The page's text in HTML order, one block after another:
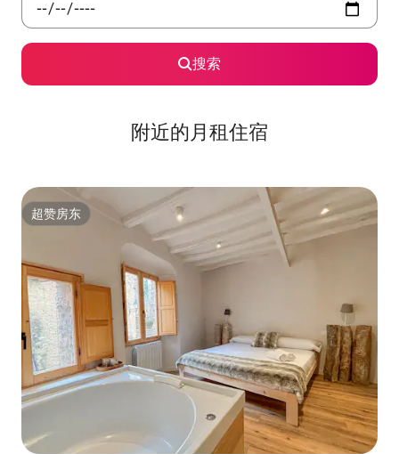
搜索
附近的月租住宿
超赞房东
超赞房东